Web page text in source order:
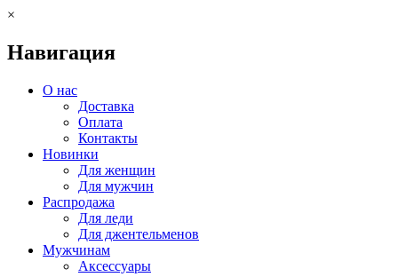
×
Навигация
О нас
Доставка
Оплата
Контакты
Новинки
Для женщин
Для мужчин
Распродажа
Для леди
Для джентельменов
Мужчинам
Аксессуары